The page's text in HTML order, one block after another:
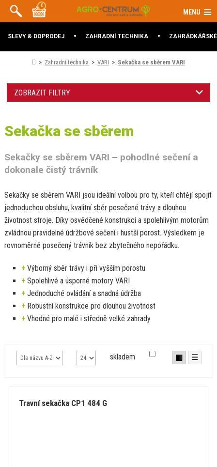
SLEVY & DOPRODEJ ZAHRADNÍ TECHNIKA
Zahradní technika VARI Sekačka se sběrem VARI
ZOBRAZIT FILTRY
Sekačka se sběrem
Sekačky se sběrem VARI – pohodlné sečení a
dokonale čistý trávník
Sekačky se sběrem VARI jsou ideální volbou pro ty, kteří chtějí spojit
jednoduchou obsluhu, kvalitní sběr posečené trávy a dlouhou
životnost stroje. Díky osvědčené konstrukci a spolehlivým motorům
zvládnou pravidelné údržbové sečení i hustší porost. Výsledkem je
rovnoměrně posečený trávník bez zbytečného nepořádku.
+Výborný sběr trávy i při vyšším porostu
+Spolehlivé a úsporné motory VARI
+Jednoduché ovládání a snadná údržba
+Robustní konstrukce pro dlouhou životnost
+Vhodné pro malé i středně velké zahrady
skladem ▦ ☰
Travní sekačka CP1 484 G
0
MENU